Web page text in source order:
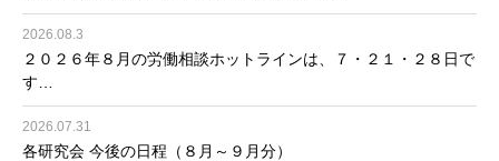
2026.08.3
２０２６年８月の労働相談ホットラインは、７・２１・２８日で
す…
2026.07.31
各研究会 今後の日程（８月～９月分）